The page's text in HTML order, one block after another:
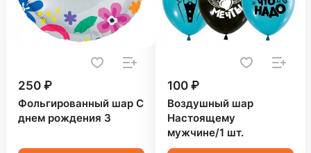
250 ₽
Фольгированный шар С
днем рождения 3
100 ₽
Воздушный шар
Настоящему
мужчине/1 шт.